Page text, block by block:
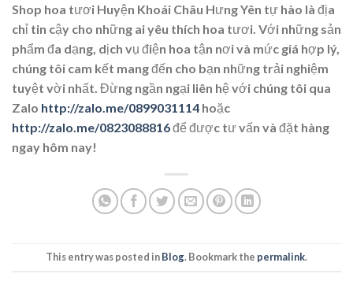
Shop hoa tươi Huyện Khoái Châu Hưng Yên tự hào là địa
chỉ tin cậy cho những ai yêu thích hoa tươi. Với những sản
phẩm đa dạng, dịch vụ điện hoa tận nơi và mức giá hợp lý,
chúng tôi cam kết mang đến cho bạn những trải nghiệm
tuyệt vời nhất. Đừng ngần ngại liên hệ với chúng tôi qua
Zalo http://zalo.me/0899031114 hoặc
http://zalo.me/0823088816để được tư vấn và đặt hàng
ngay hôm nay!
This entry was posted inBlog. Bookmark the permalink.